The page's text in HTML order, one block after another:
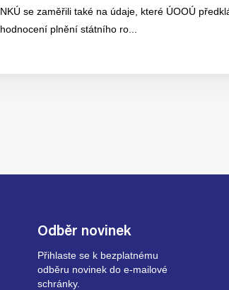
NKÚ se zaměřili také na údaje, které ÚOOÚ
hodnocení plnění státního ro...
Odběr novinek
Přihlaste se k bezplatnému
odběru novinek do e-mailové
schránky.